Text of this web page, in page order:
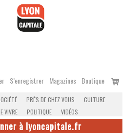
S’enregistrer Magazines Boutique
Voir
PRÈS DE CHEZ VOUS
CULTURE
VIVRE
POLITIQUE VIDÉOS
à lyoncapitale.fr